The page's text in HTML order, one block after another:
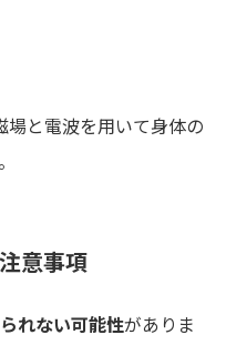
と電波を用いて身体の
意事項
れない可能性がありま